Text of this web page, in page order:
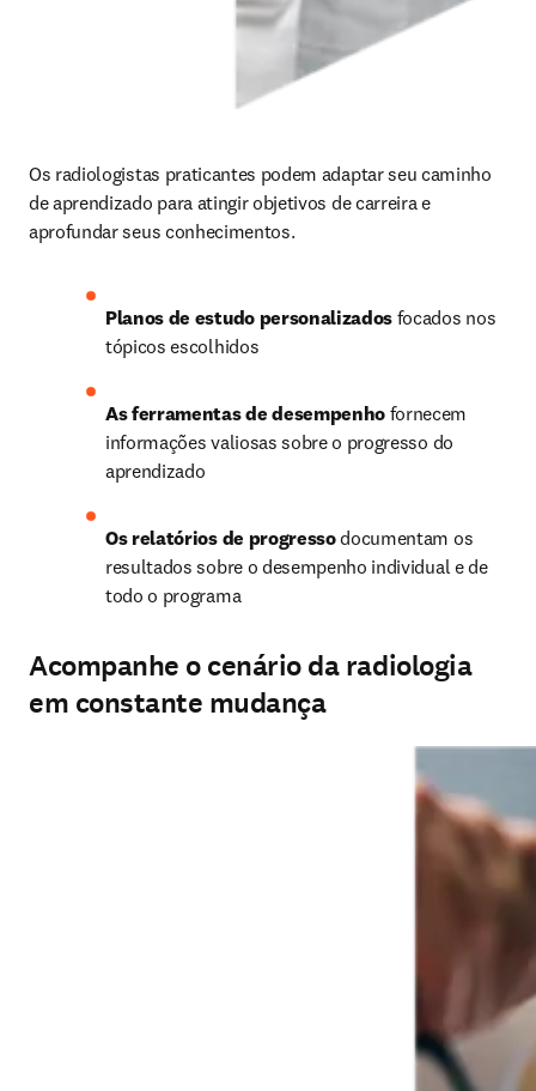
Os radiologistas praticantes podem adaptar seu caminho
de aprendizado para atingir objetivos de carreira e
aprofundar seus conhecimentos.
Planos de estudo personalizados focados nos
tópicos escolhidos
As ferramentas de desempenho fornecem
informações valiosas sobre o progresso do
aprendizado
Os relatórios de progresso documentam os
resultados sobre o desempenho individual e de
todo o programa
Acompanhe o cenário da radiologia
em constante mudança